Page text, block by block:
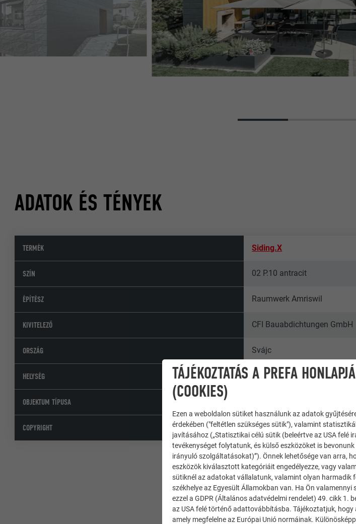
ADATOK ÉS TÉNYEK
TERMÉK Siding.X
SZÍN 02 P.10 antracit
ÉPÍTÉSZ Raumwerk Amriswil
KIVITELEZŐ CFI Bauabdichtungen GmbH
ORSZÁG Svájc
HELYSÉG Goldach
OBJEKTUM TÍPUSA
COPYRIGHT © PREFA | Croce & Wir
TÁJÉKOZTATÁS A PREFA
(COOKIES)
Ezen a weboldalon sütiket használunk az adatok
érdekében ("feltétlen szükséges sütik"), valamint
javításához („Statisztikai célú sütik (beleértve az USA felé
tevékenységet folytatunk, és külső eszközöket is
irányuló szolgáltatásokat)”). Önnek lehetősége van arra,
eszközök kiválasztott kategóriáit engedélyezze, vagy
sütiknél az adatokat vállalatunk, valamint olyan harmadik
székhelye az Egyesült Államokban van. Ha Ön
ezzel a GDPR (Általános adatvédelmi rendelet) 49. cikk 1.
az USA felé történő adattovábbításba. Tájékoztatjuk, hogy
amely megfelelne az Európai Unió normáinak.